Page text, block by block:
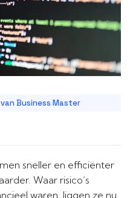
Business Master
sneller en efficiënter
Waar risico’s
waren, liggen ze nu